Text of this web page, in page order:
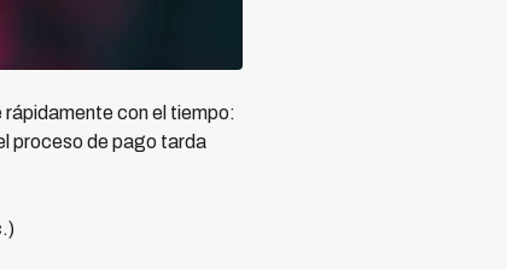
con el tiempo:
proceso de pago tarda